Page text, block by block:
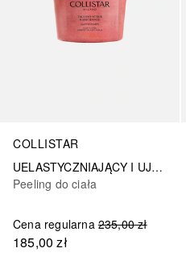
COLLISTAR
UELASTYCZNIAJĄCY I UJĘDRNIAJĄCY TALASSO-SCRUB
Peeling do ciała
Cena regularna 235,00 zł
185,00 zł